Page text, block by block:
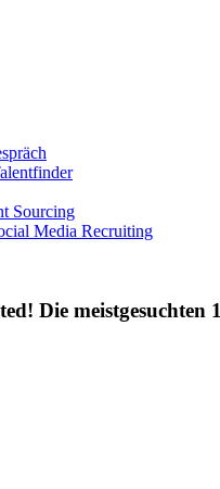
Sourcing
Media Recruiting
Die